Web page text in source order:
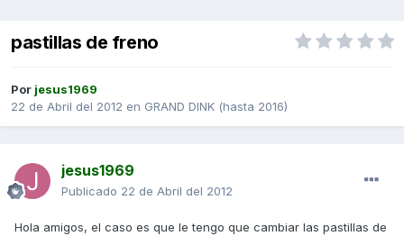
pastillas de freno
Por jesus1969
22 de Abril del 2012 en GRAND DINK (hasta 2016)
jesus1969
Publicado 22 de Abril del 2012
Hola amigos, el caso es que le tengo que cambiar las pastillas de